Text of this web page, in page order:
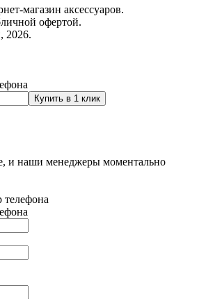
магазин аксессуаров.
офертой.
2026.
Купить в 1 клик
и наши менеджеры моментально
телефона